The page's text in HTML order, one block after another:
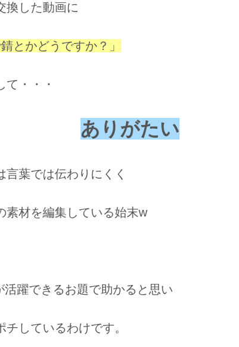
換した動画に
とかどうですか？」
て・・・
ありがたい
言葉では伝わりにくく
素材を編集している始末w
活躍できるお題で助かると思い
しているわけです。